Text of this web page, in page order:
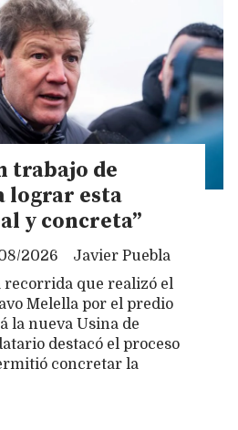
trabajo de
lograr esta
y concreta”
Javier Puebla
2026
recorrida que realizó el
Melella por el predio
la nueva Usina de
destacó el proceso
concretar la